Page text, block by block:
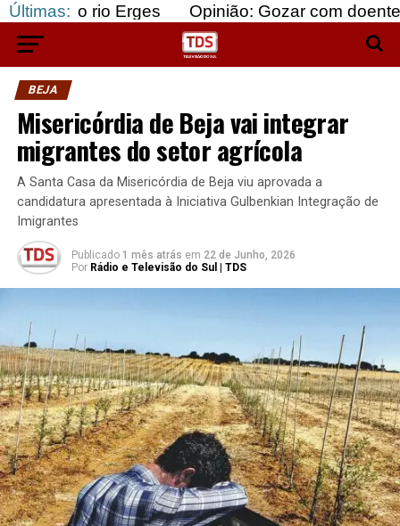
Últimas:
Erges Opinião: Gozar com doentes e bajular
BEJA
Misericórdia de Beja vai integrar
migrantes do setor agrícola
A Santa Casa da Misericórdia de Beja viu aprovada a
candidatura apresentada à Iniciativa Gulbenkian Integração de
Imigrantes
Publicado 1 mês atrás em 22 de Junho, 2026
Por Rádio e Televisão do Sul | TDS